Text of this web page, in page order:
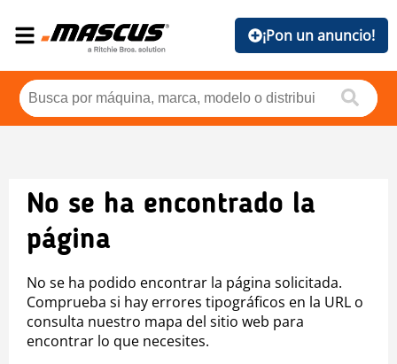
¡Pon un anuncio!
No se ha encontrado la
página
No se ha podido encontrar la página solicitada.
Comprueba si hay errores tipográficos en la URL o
consulta nuestro mapa del sitio web para
encontrar lo que necesites.